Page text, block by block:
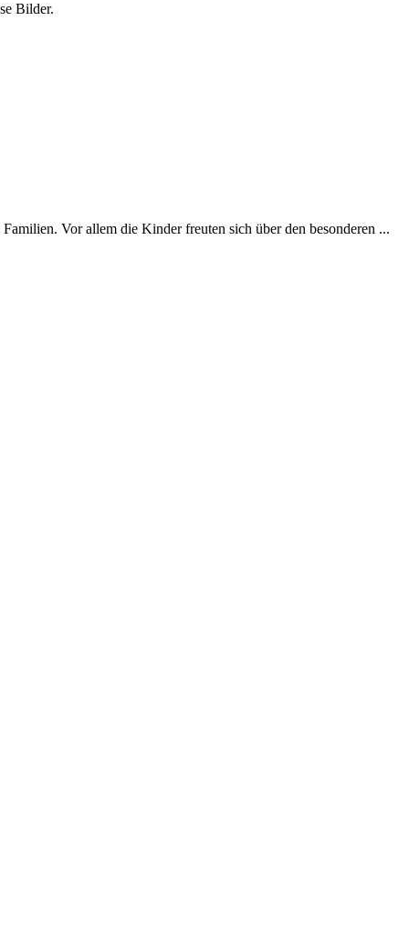
Bilder.
Vor allem die Kinder freuten sich über den besonderen ...